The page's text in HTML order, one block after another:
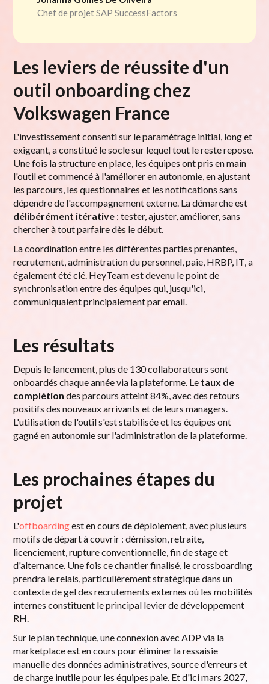
Chef de projet SAP SuccessFactors
Les leviers de réussite d'un
outil onboarding chez
Volkswagen France
L'investissement consenti sur le paramétrage initial, long et
exigeant, a constitué le socle sur lequel tout le reste repose.
Une fois la structure en place, les équipes ont pris en main
l'outil et commencé à l'améliorer en autonomie, en ajustant
les parcours, les questionnaires et les notifications sans
dépendre de l'accompagnement externe. La démarche est
délibérément itérative : tester, ajuster, améliorer, sans
chercher à tout parfaire dès le début.
La coordination entre les différentes parties prenantes,
recrutement, administration du personnel, paie, HRBP, IT, a
également été clé. HeyTeam est devenu le point de
synchronisation entre des équipes qui, jusqu'ici,
communiquaient principalement par email.
Les résultats
Depuis le lancement, plus de 130 collaborateurs sont
onboardés chaque année via la plateforme. Le taux de
complétion des parcours atteint 84%, avec des retours
positifs des nouveaux arrivants et de leurs managers.
L'utilisation de l'outil s'est stabilisée et les équipes ont
gagné en autonomie sur l'administration de la plateforme.
Les prochaines étapes du
projet
L'offboardingest en cours de déploiement, avec plusieurs
motifs de départ à couvrir : démission, retraite,
licenciement, rupture conventionnelle, fin de stage et
d'alternance. Une fois ce chantier finalisé, le crossboarding
prendra le relais, particulièrement stratégique dans un
contexte de gel des recrutements externes où les mobilités
internes constituent le principal levier de développement
RH.
Sur le plan technique, une connexion avec ADP via la
marketplace est en cours pour éliminer la ressaisie
manuelle des données administratives, source d'erreurs et
de charge inutile pour les équipes paie. Et d'ici mars 2027,